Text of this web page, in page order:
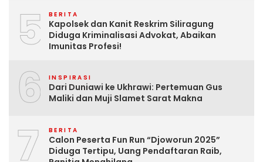
5 BERITA
Kapolsek dan Kanit Reskrim Siliragung
Diduga Kriminalisasi Advokat, Abaikan
Imunitas Profesi!
6 INSPIRASI
Dari Duniawi ke Ukhrawi: Pertemuan Gus
Maliki dan Muji Slamet Sarat Makna
7 BERITA
Calon Peserta Fun Run “Djoworun 2025”
Diduga Tertipu, Uang Pendaftaran Raib,